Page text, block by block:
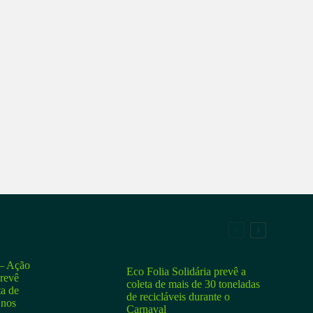
Ação
de
Eco Folia Solidária prevê a
coleta de mais de 30 toneladas
de recicláveis durante o
Carnaval